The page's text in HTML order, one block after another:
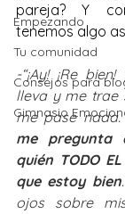
Empezando
Tu comunidad
Consejos para
Gimnasio
pareja? Y
tenemos algo
-“¡Ay! ¡Re
lleva y me trae
me pregunta
quién TODO
que estoy bien
ojos sobre